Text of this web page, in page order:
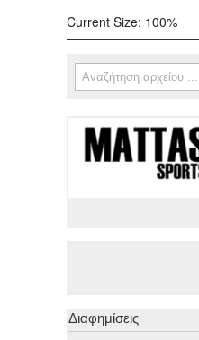
Current Size: 100%
Φόρμα
Αναζήτηση
Διαφημίσεις